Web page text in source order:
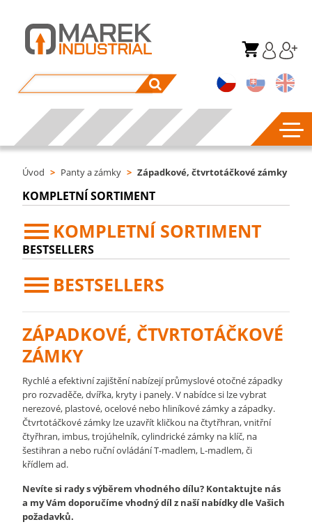
Úvod > Panty a zámky > Západkové, čtvrtotáčkové zámky
KOMPLETNÍ SORTIMENT
KOMPLETNÍ SORTIMENT
BESTSELLERS
BESTSELLERS
ZÁPADKOVÉ, ČTVRTOTÁČKOVÉ
ZÁMKY
Rychlé a efektivní zajištění nabízejí průmyslové otočné západky
pro rozvaděče, dvířka, kryty i panely. V nabídce si lze vybrat
nerezové, plastové, ocelové nebo hliníkové zámky a západky.
Čtvrtotáčkové zámky lze uzavřít kličkou na čtytřhran, vnitřní
čtyřhran, imbus, trojúhelník, cylindrické zámky na klíč, na
šestihran a nebo ruční ovládání T-madlem, L-madlem, či
křídlem ad.
Nevíte si rady s výběrem vhodného dílu? Kontaktujte nás
a my Vám doporučíme vhodný díl z naší nabídky dle Vašich
požadavků.